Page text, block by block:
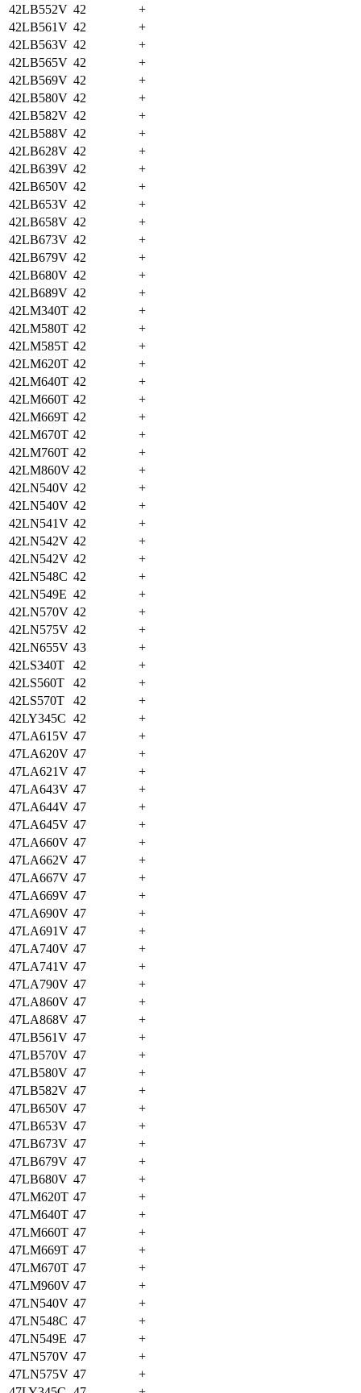
42LB552V 42
+
42LB561V 42
+
42LB563V 42
+
42LB565V 42
+
42LB569V 42
+
42LB580V 42
+
42LB582V 42
+
42LB588V 42
+
42LB628V 42
+
42LB639V 42
+
42LB650V 42
+
42LB653V 42
+
42LB658V 42
+
42LB673V 42
+
42LB679V 42
+
42LB680V 42
+
42LB689V 42
+
42LM340T 42
+
42LM580T 42
+
42LM585T 42
+
42LM620T 42
+
42LM640T 42
+
42LM660T 42
+
42LM669T 42
+
42LM670T 42
+
42LM760T 42
+
42LM860V 42
+
42LN540V 42
+
42LN540V 42
+
42LN541V 42
+
42LN542V 42
+
42LN542V 42
+
42LN548C 42
+
42LN549E 42
+
42LN570V 42
+
42LN575V 42
+
42LN655V 43
+
42LS340T
42
+
42LS560T
42
+
42LS570T
42
+
42LY345C 42
+
47LA615V 47
+
47LA620V 47
+
47LA621V 47
+
47LA643V 47
+
47LA644V 47
+
47LA645V 47
+
47LA660V 47
+
47LA662V 47
+
47LA667V 47
+
47LA669V 47
+
47LA690V 47
+
47LA691V 47
+
47LA740V 47
+
47LA741V 47
+
47LA790V 47
+
47LA860V 47
+
47LA868V 47
+
47LB561V 47
+
47LB570V 47
+
47LB580V 47
+
47LB582V 47
+
47LB650V 47
+
47LB653V 47
+
47LB673V 47
+
47LB679V 47
+
47LB680V 47
+
47LM620T 47
+
47LM640T 47
+
47LM660T 47
+
47LM669T 47
+
47LM670T 47
+
47LM960V 47
+
47LN540V 47
+
47LN548C 47
+
47LN549E 47
+
47LN570V 47
+
47LN575V 47
+